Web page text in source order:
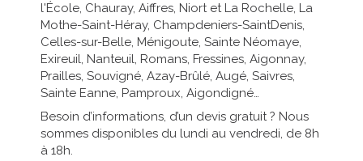
l'École, Chauray, Aiffres, Niort et La Rochelle, La
Mothe-Saint-Héray, Champdeniers-SaintDenis,
Celles-sur-Belle, Ménigoute, Sainte Néomaye,
Exireuil, Nanteuil, Romans, Fressines, Aigonnay,
Prailles, Souvigné, Azay-Brûlé, Augé, Saivres,
Sainte Eanne, Pamproux, Aigondigné…
Besoin d’informations, d’un devis gratuit ? Nous
sommes disponibles du lundi au vendredi, de 8h
à 18h.